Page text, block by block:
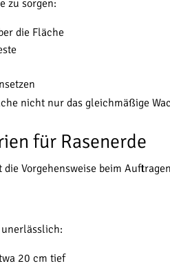
zu sorgen:
die Fläche
nicht nur das gleichmäßige
für Rasenerde
Vorgehensweise beim
20 cm tief